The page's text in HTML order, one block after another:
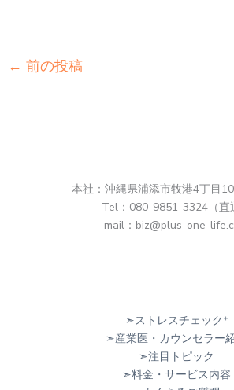
← 前の投稿
本社：沖縄県浦添市牧港4丁目
Tel：080-9851-3324（直
mail：biz@plus-one-
➣ストレスチェック⁺
➣産業医・カウンセラー
➣注目トピック
➣料金・サービス内容